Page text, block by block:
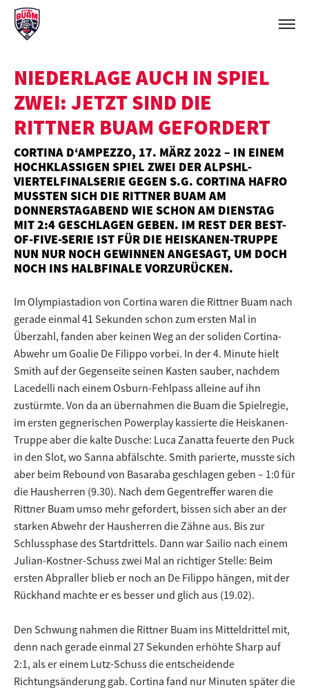
NIEDERLAGE AUCH IN SPIEL
ZWEI: JETZT SIND DIE
RITTNER BUAM GEFORDERT
CORTINA D‘AMPEZZO, 17. MÄRZ 2022 – IN EINEM
HOCHKLASSIGEN SPIEL ZWEI DER ALPSHL-
VIERTELFINALSERIE GEGEN S.G. CORTINA HAFRO
MUSSTEN SICH DIE RITTNER BUAM AM
DONNERSTAGABEND WIE SCHON AM DIENSTAG
MIT 2:4 GESCHLAGEN GEBEN. IM REST DER BEST-
OF-FIVE-SERIE IST FÜR DIE HEISKANEN-TRUPPE
NUN NUR NOCH GEWINNEN ANGESAGT, UM DOCH
NOCH INS HALBFINALE VORZURÜCKEN.
Im Olympiastadion von Cortina waren die Rittner Buam nach
gerade einmal 41 Sekunden schon zum ersten Mal in
Überzahl, fanden aber keinen Weg an der soliden Cortina-
Abwehr um Goalie De Filippo vorbei. In der 4. Minute hielt
Smith auf der Gegenseite seinen Kasten sauber, nachdem
Lacedelli nach einem Osburn-Fehlpass alleine auf ihn
zustürmte. Von da an übernahmen die Buam die Spielregie,
im ersten gegnerischen Powerplay kassierte die Heiskanen-
Truppe aber die kalte Dusche: Luca Zanatta feuerte den Puck
in den Slot, wo Sanna abfälschte. Smith parierte, musste sich
aber beim Rebound von Basaraba geschlagen geben – 1:0 für
die Hausherren (9.30). Nach dem Gegentreffer waren die
Rittner Buam umso mehr gefordert, bissen sich aber an der
starken Abwehr der Hausherren die Zähne aus. Bis zur
Schlussphase des Startdrittels. Dann war Sailio nach einem
Julian-Kostner-Schuss zwei Mal an richtiger Stelle: Beim
ersten Abpraller blieb er noch an De Filippo hängen, mit der
Rückhand machte er es besser und glich aus (19.02).
Den Schwung nahmen die Rittner Buam ins Mitteldrittel mit,
denn nach gerade einmal 27 Sekunden erhöhte Sharp auf
2:1, als er einem Lutz-Schuss die entscheidende
Richtungsänderung gab. Cortina fand nur Minuten später die